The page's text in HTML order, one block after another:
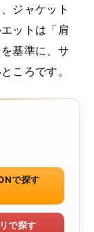
ジャケット
ットは「肩
基準に、サ
ころです。
で探す
で探す